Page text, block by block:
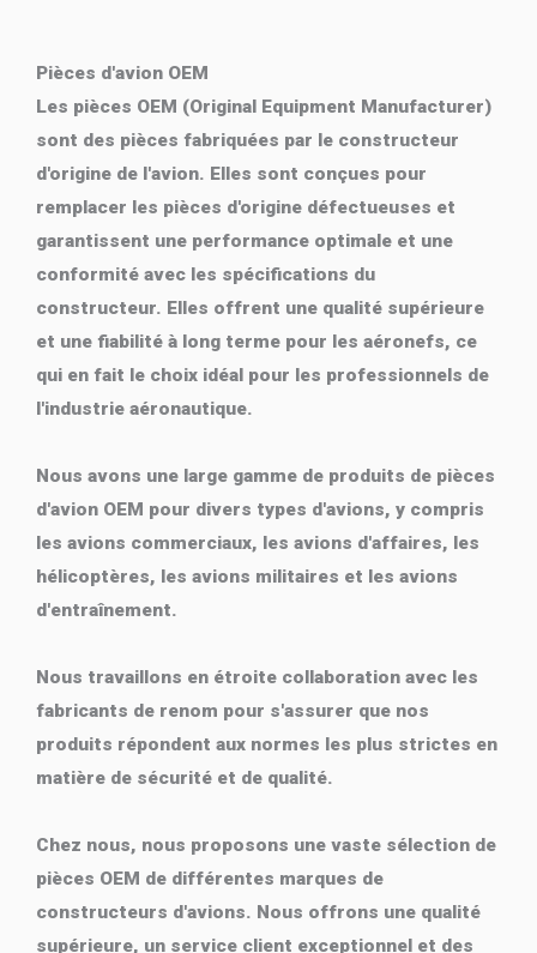
Pièces d'avion OEM
Les pièces OEM (Original Equipment Manufacturer)
sont des pièces fabriquées par le constructeur
d'origine de l'avion. Elles sont conçues pour
remplacer les pièces d'origine défectueuses et
garantissent une performance optimale et une
conformité avec les spécifications du
constructeur. Elles offrent une qualité supérieure
et une fiabilité à long terme pour les aéronefs, ce
qui en fait le choix idéal pour les professionnels de
l'industrie aéronautique.
Nous avons une large gamme de produits de pièces
d'avion OEM pour divers types d'avions, y compris
les avions commerciaux, les avions d'affaires, les
hélicoptères, les avions militaires et les avions
d'entraînement.
Nous travaillons en étroite collaboration avec les
fabricants de renom pour s'assurer que nos
produits répondent aux normes les plus strictes en
matière de sécurité et de qualité.
Chez nous, nous proposons une vaste sélection de
pièces OEM de différentes marques de
constructeurs d'avions. Nous offrons une qualité
supérieure, un service client exceptionnel et des